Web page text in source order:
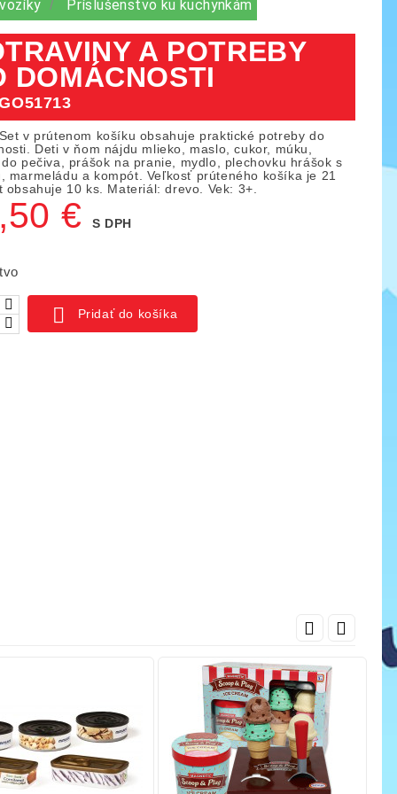
Príslušenstvo ku kuchynkám
IO blocks, 1000 ks
A POTREBY
DOMÁCNOSTI
Set v prútenom košíku obsahuje praktické potreby do
Deti v ňom nájdu mlieko, maslo, cukor, múku,
pečiva, prášok na pranie, mydlo, plechovku hrášok s
marmeládu a kompót. Veľkosť prúteného košíka je 21
obsahuje 10 ks. Materiál: drevo. Vek: 3+.
€ S DPH
 Pridať do košíka